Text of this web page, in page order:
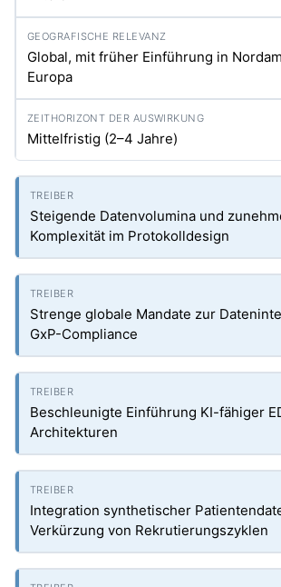
Global, mit früher Einführung in
Europa
Mittelfristig (2–4 Jahre)
Steigende Datenvolumina und
Komplexität im Protokolldesign
Strenge globale Mandate zur
GxP-Compliance
Beschleunigte Einführung KI-fähiger
Architekturen
Integration synthetischer
Verkürzung von Rekrutierungszyklen